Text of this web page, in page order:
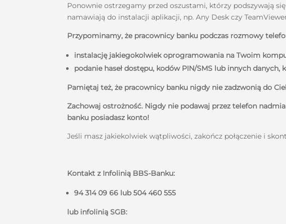
Ponownie ostrzegamy przed oszustami, którzy podszywają
namawiają do instalacji aplikacji, np. Any Desk czy
Przypominamy, że pracownicy banku podczas rozmowy
instalację jakiegokolwiek oprogramowania na Twoim
podanie haseł dostępu, kodów PIN/SMS lub innych
Pamiętaj też, że pracownicy banku nigdy nie zadzwonią do
Zachowaj ostrożność. Nigdy nie podawaj przez telefon
banku posiadasz konto!
Jeśli masz jakiekolwiek wątpliwości, zakończ połączenie i
Kontakt z Infolinią BBS-Banku:
94 314 09 66 lub 504 460 555
lub infolinią SGB: